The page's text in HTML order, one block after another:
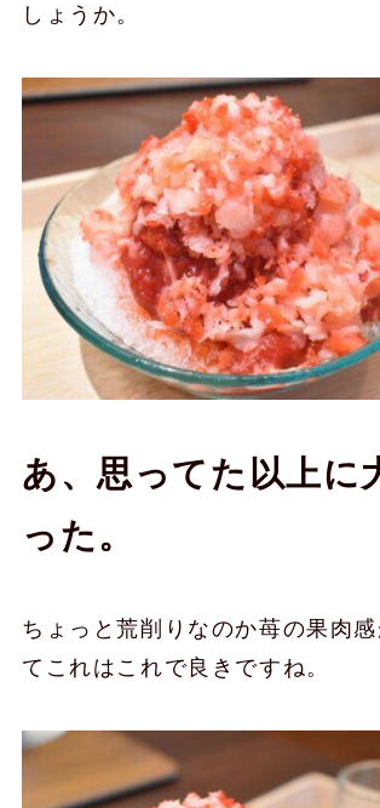
しょうか。
あ、思ってた以上に
った。
ちょっと荒削りなのか苺の果肉
てこれはこれで良きですね。